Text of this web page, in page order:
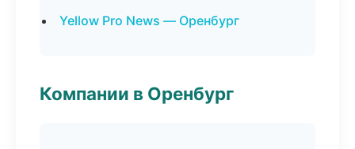
Yellow Pro News — Оренбург
Компании в Оренбург